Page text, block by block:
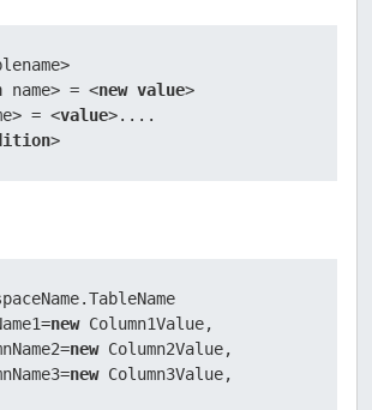
>
name> = <new value>
> = <value>
>
=new Column1Value,
=new Column2Value,
=new Column3Value,